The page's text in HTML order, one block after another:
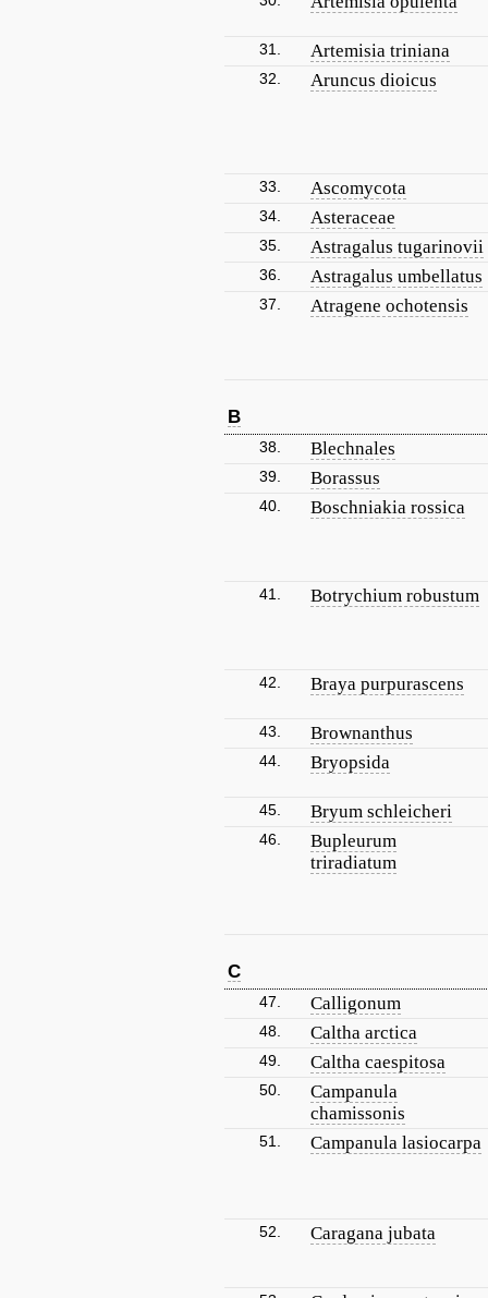
31. Artemisia triniana
32. Aruncus dioicus
33. Ascomycota
34. Asteraceae
35. Astragalus tugarinovii
36. Astragalus umbellatus
37. Atragene ochotensis
B
38. Blechnales
39. Borassus
40. Boschniakia rossica
41. Botrychium robustum
42. Braya purpurascens
43. Brownanthus
44. Bryopsida
45. Bryum schleicheri
46.
Bupleurum
triradiatum
C
47. Calligonum
48. Caltha arctica
49. Caltha caespitosa
50.
Campanula
chamissonis
51. Campanula lasiocarpa
52. Caragana jubata